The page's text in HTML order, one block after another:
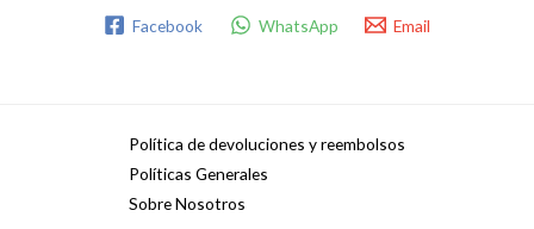
Facebook WhatsApp Email
Política de devoluciones y reembolsos
Políticas Generales
Sobre Nosotros